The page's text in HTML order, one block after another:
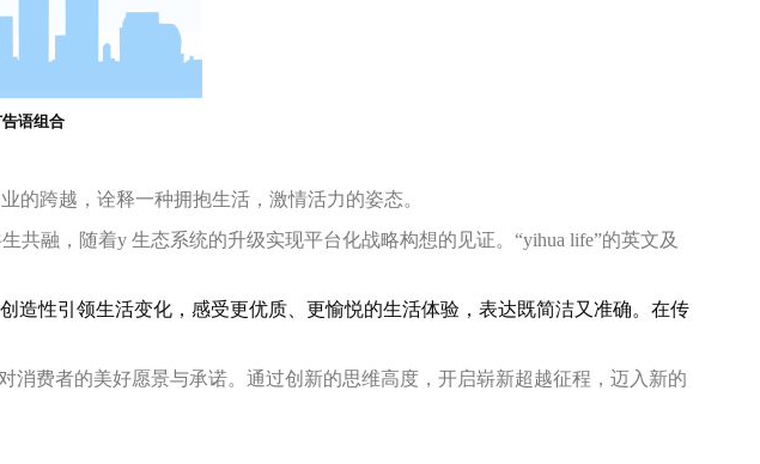
语组合
的跨越，诠释一种拥抱生活，激情活力的姿态。
融，随着y 生态系统的升级实现平台化战略构想的见证。“yihua life”的英文及
造性引领生活变化，感受更优质、更愉悦的生活体验，表达既简洁又准确。在传
费者的美好愿景与承诺。通过创新的思维高度，开启崭新超越征程，迈入新的